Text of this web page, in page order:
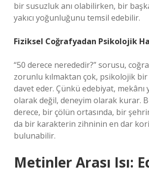
bir susuzluk anı olabilirken, bir
yakıcı yoğunluğunu temsil edebilir.
Fiziksel Coğrafyadan Psikolojik
“50 derece nerededir?” sorusu,
zorunlu kılmaktan çok, psikolojik
davet eder. Çünkü edebiyat, mekânı
olarak değil, deneyim olarak kurar.
derece, bir çölün ortasında, bir
da bir karakterin zihninin en dar
bulunabilir.
Metinler Arası Isı: